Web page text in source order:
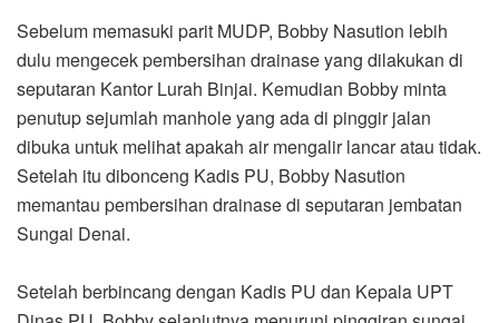
Sebelum memasuki parit MUDP, Bobby Nasution lebih
dulu mengecek pembersihan drainase yang dilakukan di
seputaran Kantor Lurah Binjai. Kemudian Bobby minta
penutup sejumlah manhole yang ada di pinggir jalan
dibuka untuk melihat apakah air mengalir lancar atau tidak.
Setelah itu dibonceng Kadis PU, Bobby Nasution
memantau pembersihan drainase di seputaran jembatan
Sungai Denai.
Setelah berbincang dengan Kadis PU dan Kepala UPT